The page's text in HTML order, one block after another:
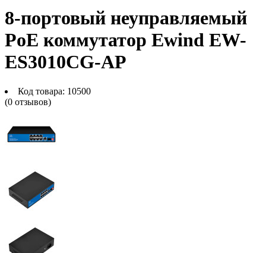
8-портовый неуправляемый
PoE коммутатор Ewind EW-
ES3010CG-AP
Код товара: 10500
(0 отзывов)